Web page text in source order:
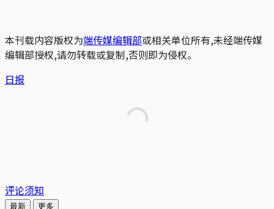
本刊载内容版权为端传媒编辑部或相关单位所有,未经端传媒
编辑部授权,请勿转载或复制,否则即为侵权。
日报
评论须知
最新 更多